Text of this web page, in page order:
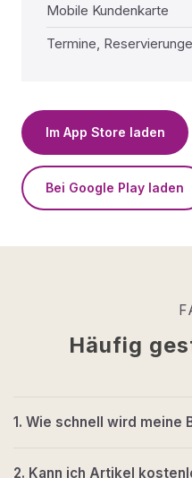
Mobile Kundenkarte
Termine,
Im App Store laden
Bei Google Play laden
Häufig
1. Wie schnell wird meine
2. Kann ich Artikel